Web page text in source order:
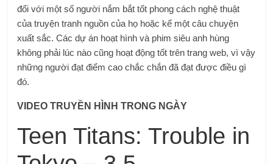
đối với một số người nắm bắt tốt phong cách nghệ thuật
của truyện tranh nguồn của họ hoặc kể một câu chuyện
xuất sắc. Các dự án hoạt hình và phim siêu anh hùng
không phải lúc nào cũng hoạt động tốt trên trang web, vì vậy
những người đạt điểm cao chắc chắn đã đạt được điều gì
đó.
VIDEO TRUYỀN HÌNH TRONG NGÀY
Teen Titans: Trouble in